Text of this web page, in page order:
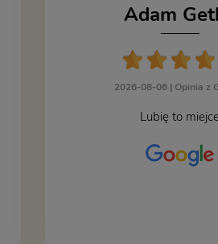
Adam
2026-08-06 | Opinia z
Lubię to miejce